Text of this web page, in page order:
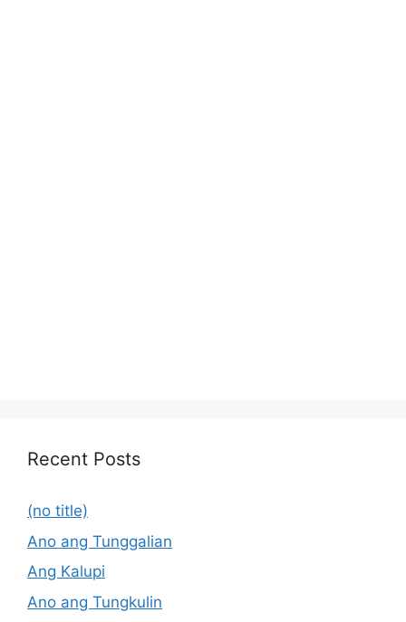
Recent Posts
(no title)
Ano ang Tunggalian
Ang Kalupi
Ano ang Tungkulin